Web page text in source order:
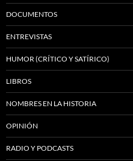
DOCUMENTOS
ENTREVISTAS
HUMOR (CRÍTICO Y SATÍRICO)
LIBROS
NOMBRES EN LA HISTORIA
OPINIÓN
RADIO Y PODCASTS